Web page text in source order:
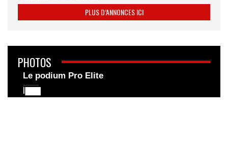
PLUS D’ANNONCES ICI
PHOTOS
Le podium Pro Elite